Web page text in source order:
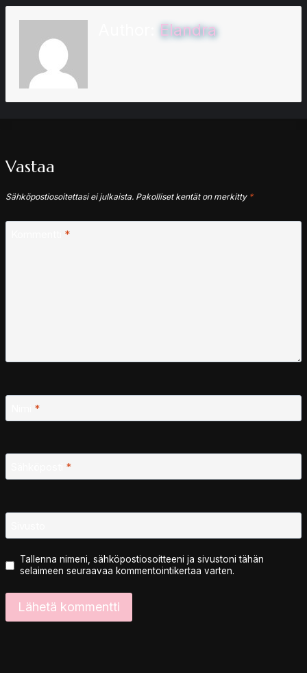
Elandra
Vastaa
Sähköpostiosoitettasi ei julkaista. Pakolliset kentät on merkitty *
*
*
*
Tallenna nimeni, sähköpostiosoitteeni ja sivustoni tähän
selaimeen seuraavaa kommentointikertaa varten.